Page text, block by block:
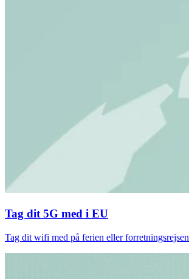
Tag dit 5G med i EU
Tag dit wifi med på ferien eller forretningsrejsen